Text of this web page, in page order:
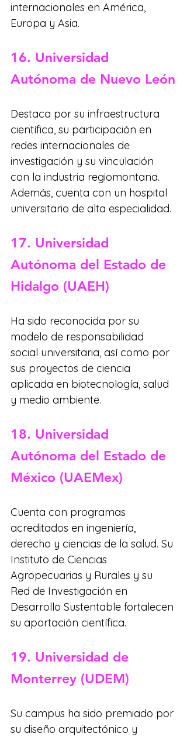
internacionales en América,
Europa y Asia.
16. Universidad
Autónoma de Nuevo León
Destaca por su infraestructura
científica, su participación en
redes internacionales de
investigación y su vinculación
con la industria regiomontana.
Además, cuenta con un hospital
universitario de alta especialidad.
17. Universidad
Autónoma del Estado de
Hidalgo (UAEH)
Ha sido reconocida por su
modelo de responsabilidad
social universitaria, así como por
sus proyectos de ciencia
aplicada en biotecnología, salud
y medio ambiente.
18. Universidad
Autónoma del Estado de
México (UAEMex)
Cuenta con programas
acreditados en ingeniería,
derecho y ciencias de la salud. Su
Instituto de Ciencias
Agropecuarias y Rurales y su
Red de Investigación en
Desarrollo Sustentable fortalecen
su aportación científica.
19. Universidad de
Monterrey (UDEM)
Su campus ha sido premiado por
su diseño arquitectónico y